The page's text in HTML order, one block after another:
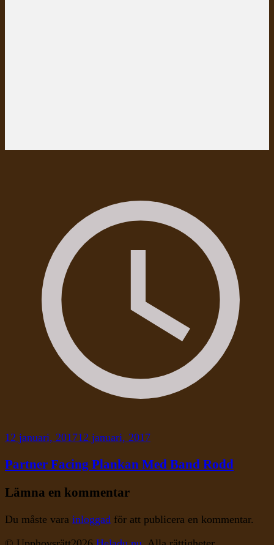
12 januari, 201712 januari, 2017
Partner Facing Plankan Med Band Rodd
Lämna en kommentar
Du måste vara inloggad för att publicera en kommentar.